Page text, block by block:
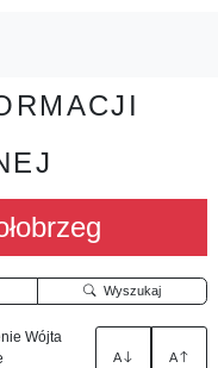
Wyszukaj
Wójta
A A